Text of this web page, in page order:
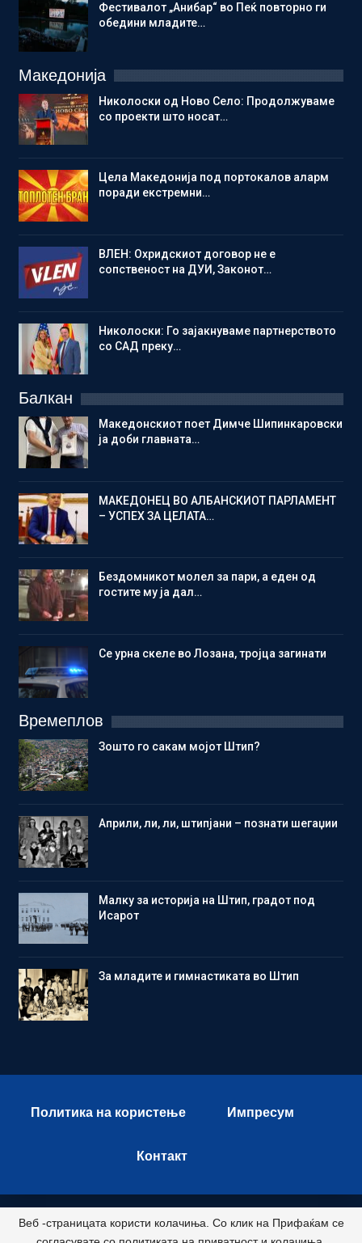
Фестивалот „Анибар“ во Пеќ повторно ги
обедини младите…
Македонија
Николоски од Ново Село: Продолжуваме
со проекти што носат…
Цела Македонија под портокалов аларм
поради екстремни…
ВЛЕН: Охридскиот договор не е
сопственост на ДУИ, Законот…
Николоски: Го зајакнуваме партнерството
со САД преку…
Балкан
Македонскиот поет Димче Шипинкаровски
ја доби главната…
МАКЕДОНЕЦ ВО АЛБАНСКИОТ ПАРЛАМЕНТ
– УСПЕХ ЗА ЦЕЛАТА…
Бездомникот молел за пари, а еден од
гостите му ја дал…
Се урна скеле во Лозана, тројца загинати
Времеплов
Зошто го сакам мојот Штип?
Aприли, ли, ли, штипјани – познати шегаџии
Малку за историја на Штип, градот под
Исарот
Зa младите и гимнастиката во Штип
Политика на користење Импресум
Контакт
© 2026 - Istok Press. All Rights Reserved.
Веб -страницата користи колачиња. Со клик на Прифаќам се